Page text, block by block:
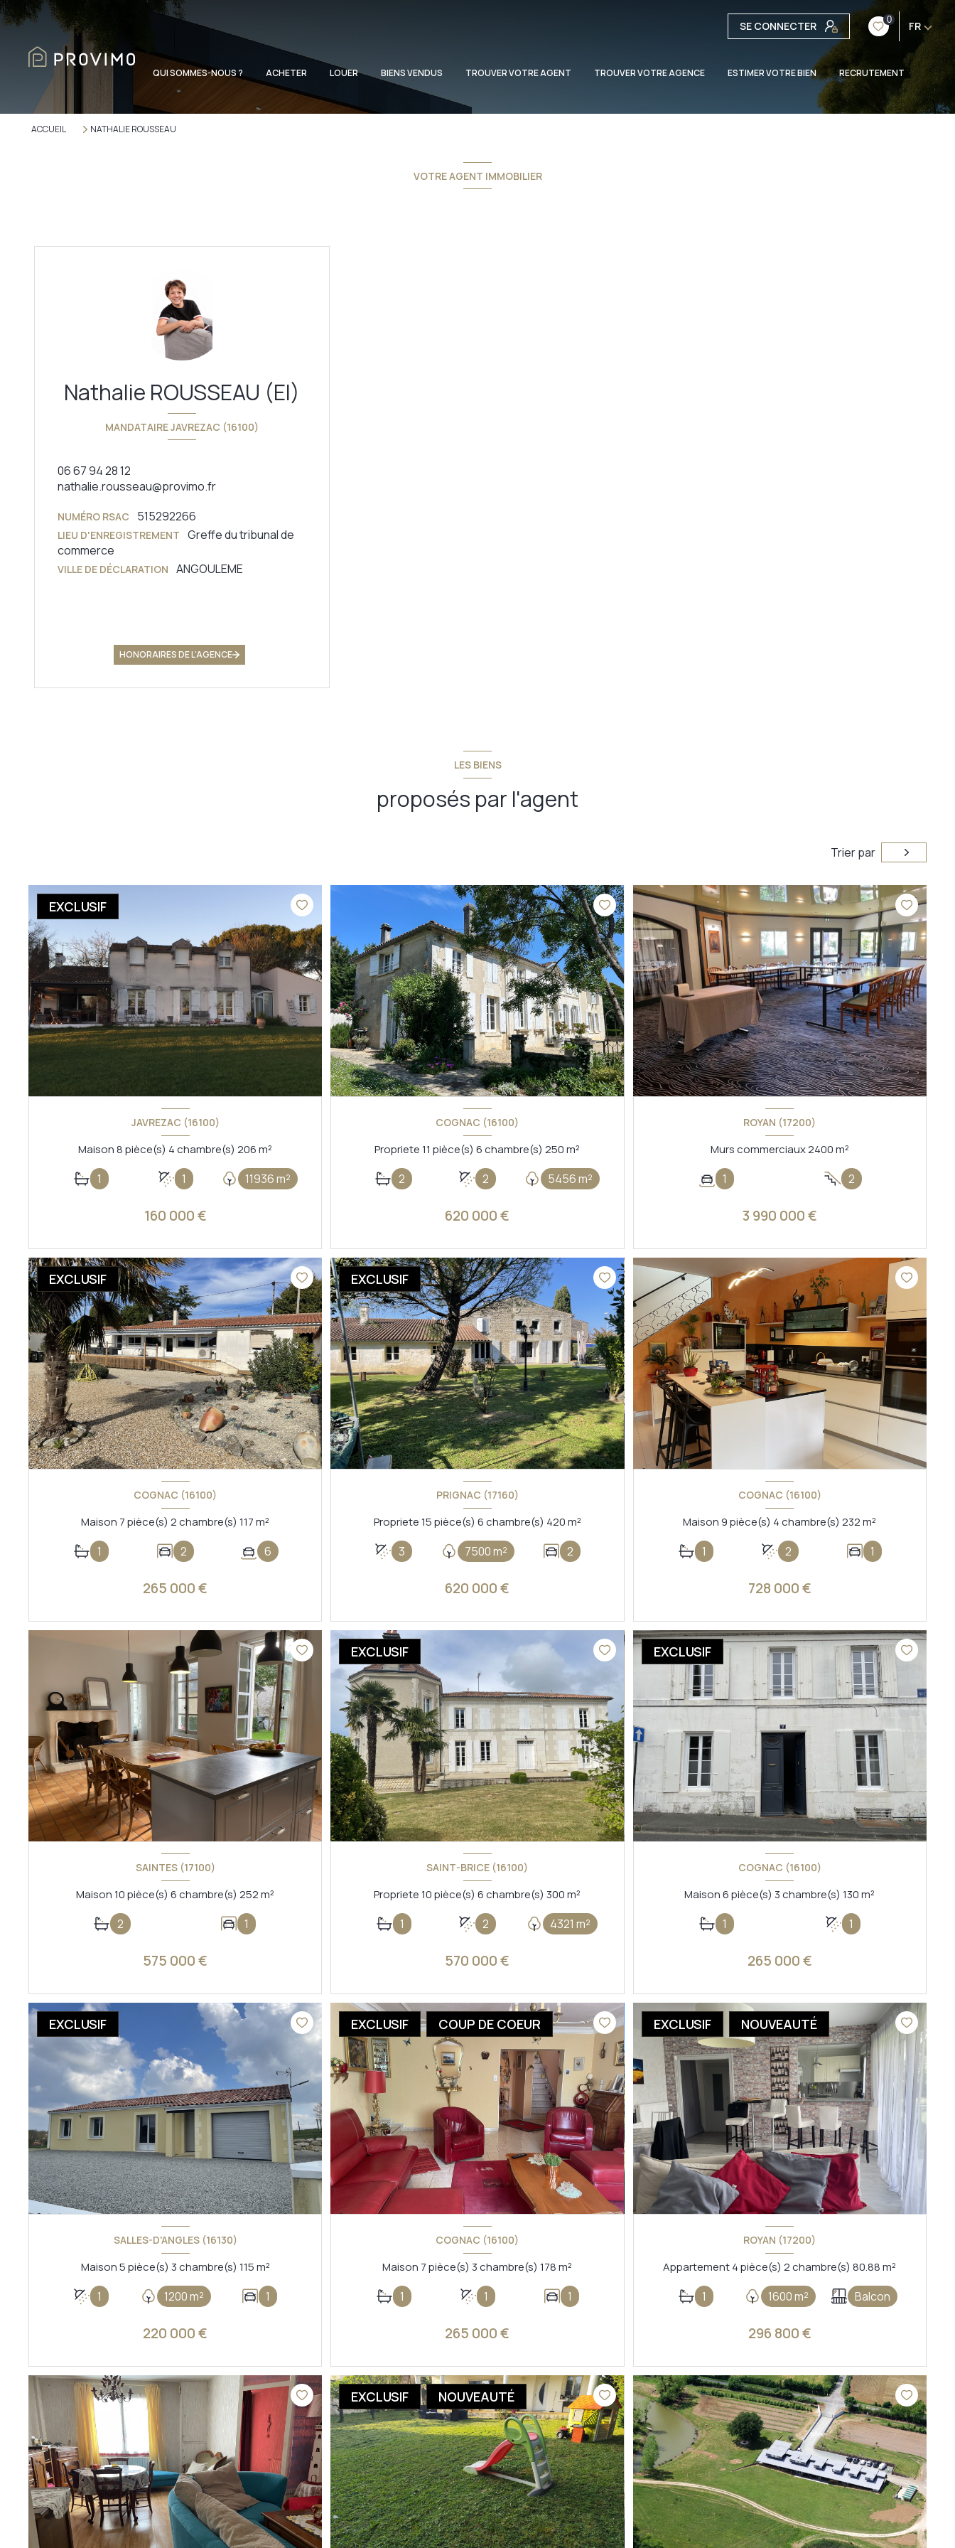
SE CONNECTER 0 FR
QUI SOMMES-NOUS ? ACHETER LOUER BIENS VENDUS TROUVER VOTRE AGENT TROUVER VOTRE AGENCE ESTIMER VOTRE BIEN RECRUTEMENT
ACCUEIL NATHALIE ROUSSEAU
VOTRE AGENT IMMOBILIER
Nathalie ROUSSEAU (EI)
MANDATAIRE JAVREZAC (16100)
06 67 94 28 12
nathalie.rousseau@provimo.fr
NUMÉRO RSAC 515292266
LIEU D'ENREGISTREMENT
Greffe du tribunal de
commerce
VILLE DE DÉCLARATION ANGOULEME
HONORAIRES DE L'AGENCE
LES BIENS
proposés par l'agent
Trier par
EXCLUSIF
JAVREZAC (16100)
Maison 8 pièce(s) 4 chambre(s) 206 m²
1 1 11936 m²
160 000 €
VOIR LE BIEN
COGNAC (16100)
Propriete 11 pièce(s) 6 chambre(s) 250 m²
2 2 5456 m²
620 000 €
VOIR LE BIEN
ROYAN (17200)
Murs commerciaux 2400 m²
1 2
3 990 000 €
VOIR LE BIEN
EXCLUSIF
COGNAC (16100)
Maison 7 pièce(s) 2 chambre(s) 117 m²
1 2 6
265 000 €
VOIR LE BIEN
EXCLUSIF
PRIGNAC (17160)
Propriete 15 pièce(s) 6 chambre(s) 420 m²
3 7500 m² 2
620 000 €
VOIR LE BIEN
COGNAC (16100)
Maison 9 pièce(s) 4 chambre(s) 232 m²
1 2 1
728 000 €
VOIR LE BIEN
SAINTES (17100)
Maison 10 pièce(s) 6 chambre(s) 252 m²
2 1
575 000 €
VOIR LE BIEN
EXCLUSIF
SAINT-BRICE (16100)
Propriete 10 pièce(s) 6 chambre(s) 300 m²
1 2 4321 m²
570 000 €
VOIR LE BIEN
EXCLUSIF
COGNAC (16100)
Maison 6 pièce(s) 3 chambre(s) 130 m²
1 1
265 000 €
VOIR LE BIEN
EXCLUSIF
SALLES-D'ANGLES (16130)
Maison 5 pièce(s) 3 chambre(s) 115 m²
1 1200 m² 1
220 000 €
VOIR LE BIEN
EXCLUSIF COUP DE COEUR
COGNAC (16100)
Maison 7 pièce(s) 3 chambre(s) 178 m²
1 1 1
265 000 €
VOIR LE BIEN
EXCLUSIF NOUVEAUTÉ
ROYAN (17200)
Appartement 4 pièce(s) 2 chambre(s) 80.88 m²
1 1600 m² Balcon
296 800 €
VOIR LE BIEN
EXCLUSIF NOUVEAUTÉ